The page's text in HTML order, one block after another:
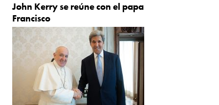
John Kerry se reúne con el papa
Francisco